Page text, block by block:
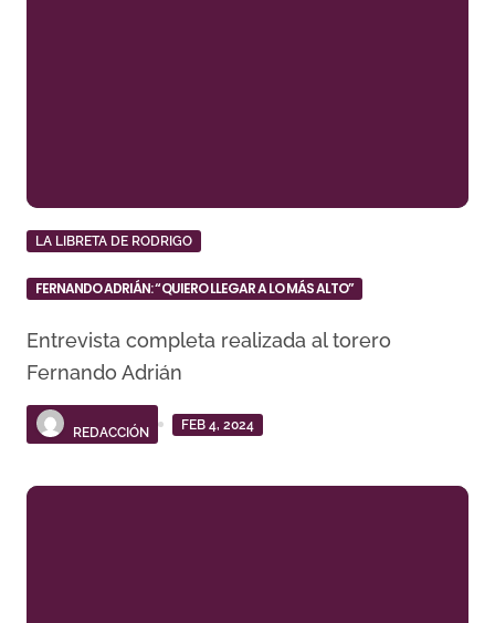
LA LIBRETA DE RODRIGO
FERNANDO ADRIÁN: “QUIERO LLEGAR A LO MÁS ALTO”
Entrevista completa realizada al torero
Fernando Adrián
REDACCIÓN
FEB 4, 2024